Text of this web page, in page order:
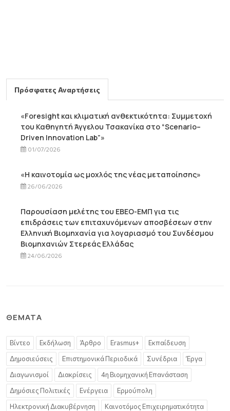
Πρόσφατες Αναρτήσεις
«Foresight και κλιματική ανθεκτικότητα: Συμμετοχή
του Καθηγητή Άγγελου Τσακανίκα στο “Scenario–
Driven Innovation Lab”»
01/07/2026
«Η καινοτομία ως μοχλός της νέας μεταποίησης»
26/06/2026
Παρουσίαση μελέτης του ΕΒΕΟ-ΕΜΠ για τις
επιδράσεις των επιταχυνόμενων αποσβέσεων στην
Ελληνική Βιομηχανία για λογαριασμό του Συνδέσμου
Βιομηχανιών Στερεάς Ελλάδας
24/06/2026
ΘΈΜΑΤΑ
Βίντεο Εκδήλωση Άρθρο Erasmus+
Εκπαίδευση
Δημοσιεύσεις
Επιστημονικά Περιοδικά Συνέδρια
Έργα
Διαγωνισμοί
Διακρίσεις
4η Βιομηχανική Επανάσταση
Δημόσιες Πολιτικές
Ενέργεια
Ερμούπολη
Ηλεκτρονική Διακυβέρνηση
Καινοτόμος Επιχειρηματικότητα